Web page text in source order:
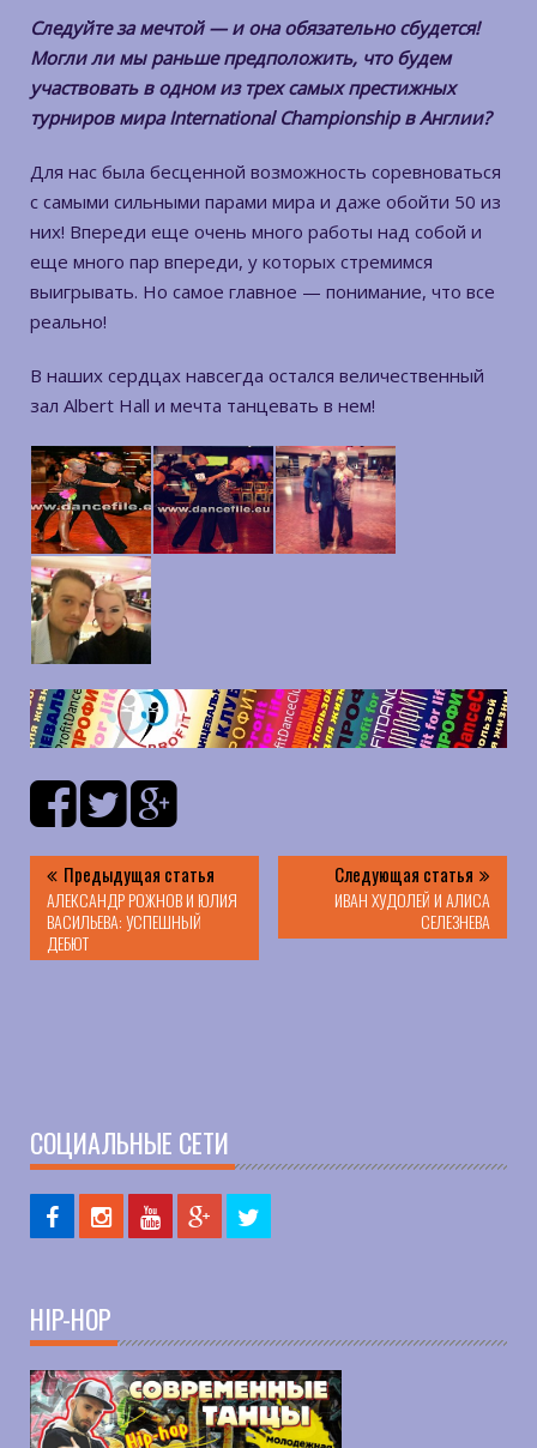
Следуйте за мечтой — и она обязательно сбудется!
Могли ли мы раньше предположить, что будем
участвовать в одном из трех самых престижных
турниров мира International Championship в Англии?
Для нас была бесценной возможность соревноваться
с самыми сильными парами мира и даже обойти 50 из
них! Впереди еще очень много работы над собой и
еще много пар впереди, у которых стремимся
выигрывать. Но самое главное — понимание, что все
реально!
В наших сердцах навсегда остался величественный
зал Albert Hall и мечта танцевать в нем!
Предыдущая статья
АЛЕКСАНДР РОЖНОВ И ЮЛИЯ
ВАСИЛЬЕВА: УСПЕШНЫЙ
ДЕБЮТ
Следующая статья
ИВАН ХУДОЛЕЙ И АЛИСА
СЕЛЕЗНЕВА
СОЦИАЛЬНЫЕ СЕТИ
HIP-HOP